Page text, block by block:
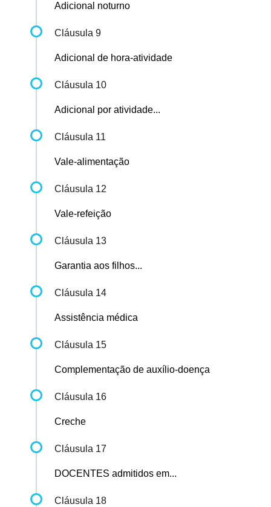
Adicional noturno
Cláusula 9
Adicional de hora-atividade
Cláusula 10
Adicional por atividade...
Cláusula 11
Vale-alimentação
Cláusula 12
Vale-refeição
Cláusula 13
Garantia aos filhos...
Cláusula 14
Assistência médica
Cláusula 15
Complementação de auxílio-doença
Cláusula 16
Creche
Cláusula 17
DOCENTES admitidos em...
Cláusula 18